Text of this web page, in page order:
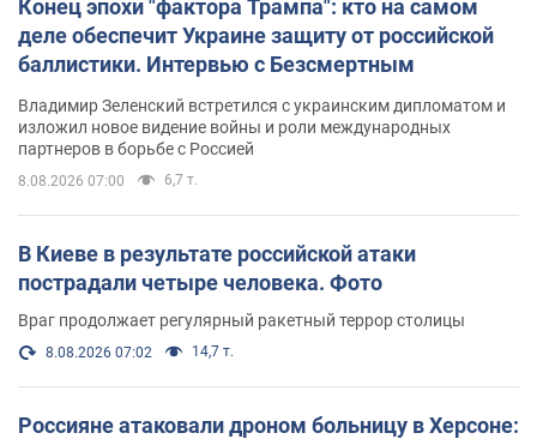
Конец эпохи "фактора Трампа": кто на самом
деле обеспечит Украине защиту от российской
баллистики. Интервью с Безсмертным
Владимир Зеленский встретился с украинским дипломатом и
изложил новое видение войны и роли международных
партнеров в борьбе с Россией
8.08.2026 07:00 6,7 т.
В Киеве в результате российской атаки
пострадали четыре человека. Фото
Враг продолжает регулярный ракетный террор столицы
8.08.2026 07:02 14,7 т.
Россияне атаковали дроном больницу в Херсоне: